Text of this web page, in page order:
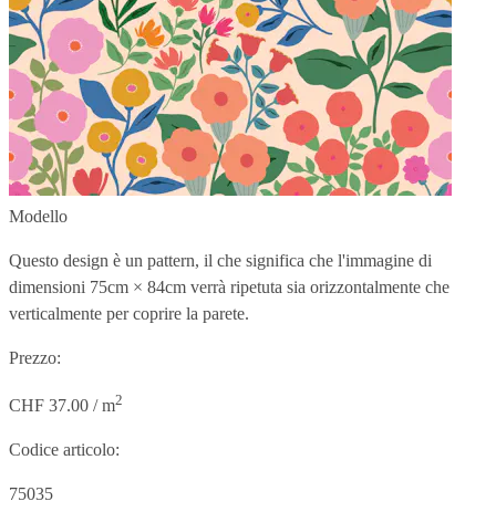
Modello
Questo design è un pattern, il che significa che l'immagine di
dimensioni 75cm × 84cm verrà ripetuta sia orizzontalmente che
verticalmente per coprire la parete.
Prezzo:
CHF 37.00 / m2
Codice articolo:
75035